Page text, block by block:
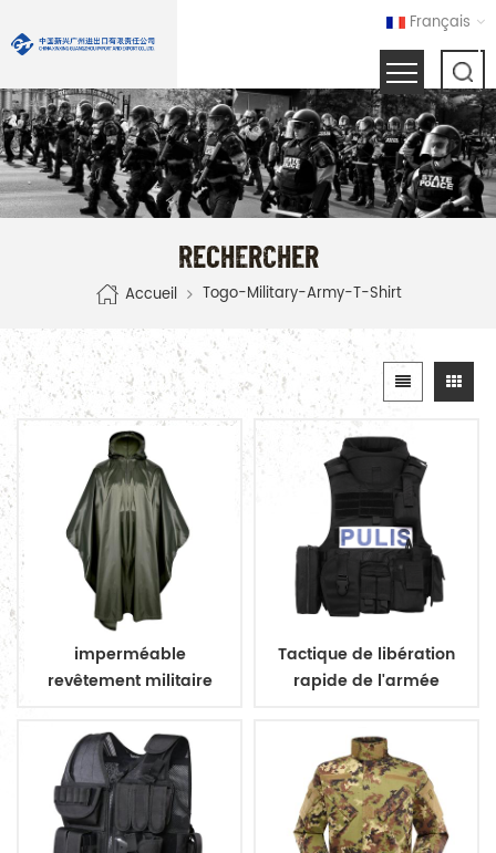
Français
RECHERCHER
Accueil Togo-Military-Army-T-Shirt
imperméable
revêtement militaire
militaire
Tactique de libération
rapide de l'armée
balles